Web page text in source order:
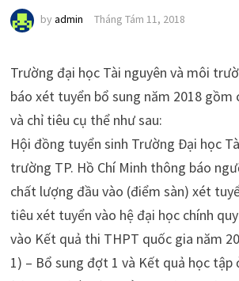
by admin Tháng Tám 11, 2018
Trường đại học Tài nguyên và môi
báo xét tuyển bổ sung năm 2018
và chỉ tiêu cụ thể như sau:
Hội đồng tuyển sinh Trường Đại học
trường TP. Hồ Chí Minh thông báo
chất lượng đầu vào (điểm sàn) xét
tiêu xét tuyển vào hệ đại học chính
vào Kết quả thi THPT quốc gia năm
1) – Bổ sung đợt 1 và Kết quả học tập